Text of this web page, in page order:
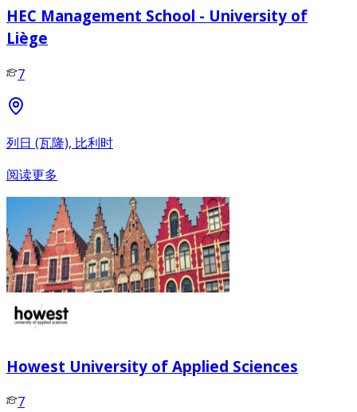
HEC Management School - University of
Liège
7
列日 (瓦隆), 比利时
阅读更多
Howest University of Applied Sciences
7